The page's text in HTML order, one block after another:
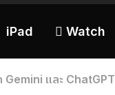
iPad  Watch
Gemini และ ChatGPT